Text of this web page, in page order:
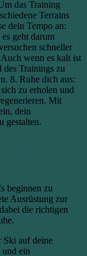
das Training
Terrains
dein Tempo an:
geht darum
schneller
wenn es kalt ist
des Trainings zu
8. Ruhe dich aus:
zu erholen und
Mit
dein
gestalten.
beginnen zu
Ausrüstung zur
die richtigen
Ski auf deine
ein